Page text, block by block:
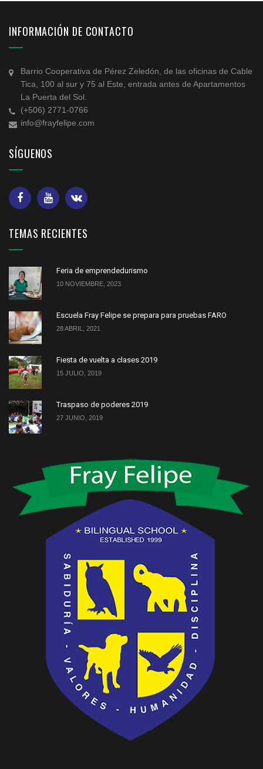
INFORMACIÓN DE CONTACTO
Barrio Cooperativa de Pérez Zeledón, de las oficinas de Cable
Tica, 100 al sur y 75 al Este, entrada antes de Apartamentos
La Puerta del Sol.
(+506) 2771-0766
info@frayfelipe.com
SÍGUENOS
TEMAS RECIENTES
Feria de emprendedurismo
10 NOVIEMBRE, 2023
Escuela Fray Felipe se prepara para pruebas FARO
28 ABRIL, 2021
Fiesta de vuelta a clases 2019
15 JULIO, 2019
Traspaso de poderes 2019
27 JUNIO, 2019